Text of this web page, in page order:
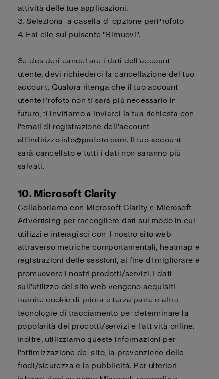
attività delle tue applicazioni.
3. Seleziona la casella di opzione perProfoto
4. Fai clic sul pulsante "Rimuovi".
Se desideri cancellare i dati dell'account
utente,devi richiederci la cancellazione del tuo
account. Qualora ritenga che il tuo account
utente Profoto non ti sarà più necessario in
futuro, ti invitiamo a inviarci la tua richiesta con
l'email di registrazione dell'account
all'indirizzo info@profoto.com. Il tuo account
sarà cancellato e tutti i dati non saranno più
salvati.
10. Microsoft Clarity
Collaboriamo con Microsoft Clarity e Microsoft
Advertising per raccogliere dati sul modo in cui
utilizzi e interagisci con il nostro sito web
attraverso metriche comportamentali, heatmap e
registrazioni delle sessioni, al fine di migliorare e
promuovere i nostri prodotti/servizi. I dati
sull'utilizzo del sito web vengono acquisiti
tramite cookie di prima e terza parte e altre
tecnologie di tracciamento per determinare la
popolarità dei prodotti/servizi e l'attività online.
Inoltre, utilizziamo queste informazioni per
l'ottimizzazione del sito, la prevenzione delle
frodi/sicurezza e la pubblicità. Per ulteriori